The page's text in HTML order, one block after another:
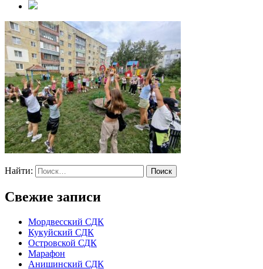
Найти:
Свежие записи
Мордвесский СДК
Кукуйский СДК
Островской СДК
Марафон
Анишинский СДК